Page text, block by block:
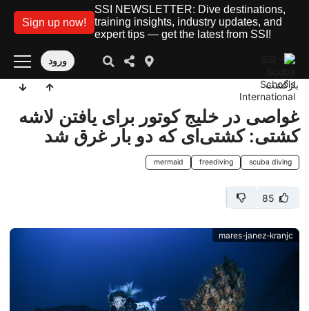
SSI NEWSLETTER: Dive destinations,
training insights, industry updates, and
expert tips — get the latest from SSI!
Sign up now!
ورود
بازگشت
غواصی در خلیج کوتور برای یافتن لاشه
کشتی: کشتی‌ای که دو بار غرق شد
scuba diving
freediving
mermaid
85
mares-janez-kranjc